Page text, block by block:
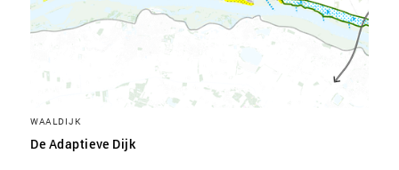
WAALDIJK
De Adaptieve Dijk